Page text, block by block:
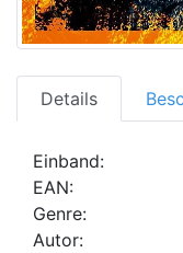
Details
Einband:
EAN:
Genre:
Autor: